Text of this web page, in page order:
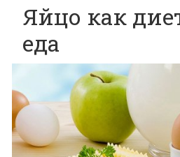
Яйцо как
еда